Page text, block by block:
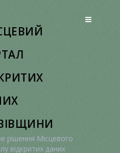
рішення Місцевого
відкритих даних